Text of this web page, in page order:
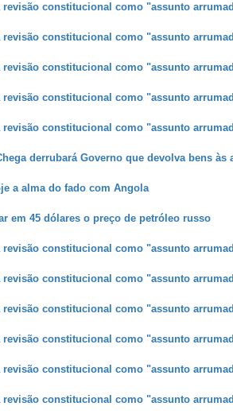
revisão constitucional como "assunto
revisão constitucional como "assunto
revisão constitucional como "assunto
revisão constitucional como "assunto
revisão constitucional como "assunto
derrubará Governo que devolva bens às
a alma do fado com Angola
em 45 dólares o preço de petróleo russo
revisão constitucional como "assunto
revisão constitucional como "assunto
revisão constitucional como "assunto
revisão constitucional como "assunto
revisão constitucional como "assunto
revisão constitucional como "assunto